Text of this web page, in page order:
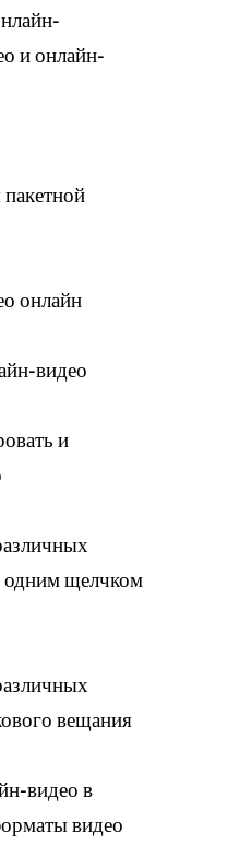
и онлайн-
онлайн
видео
и
одним щелчком
вещания
видео в
видео